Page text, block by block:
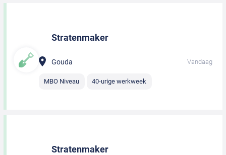
Stratenmaker
Gouda Vandaag
MBO Niveau 40-urige werkweek
Stratenmaker